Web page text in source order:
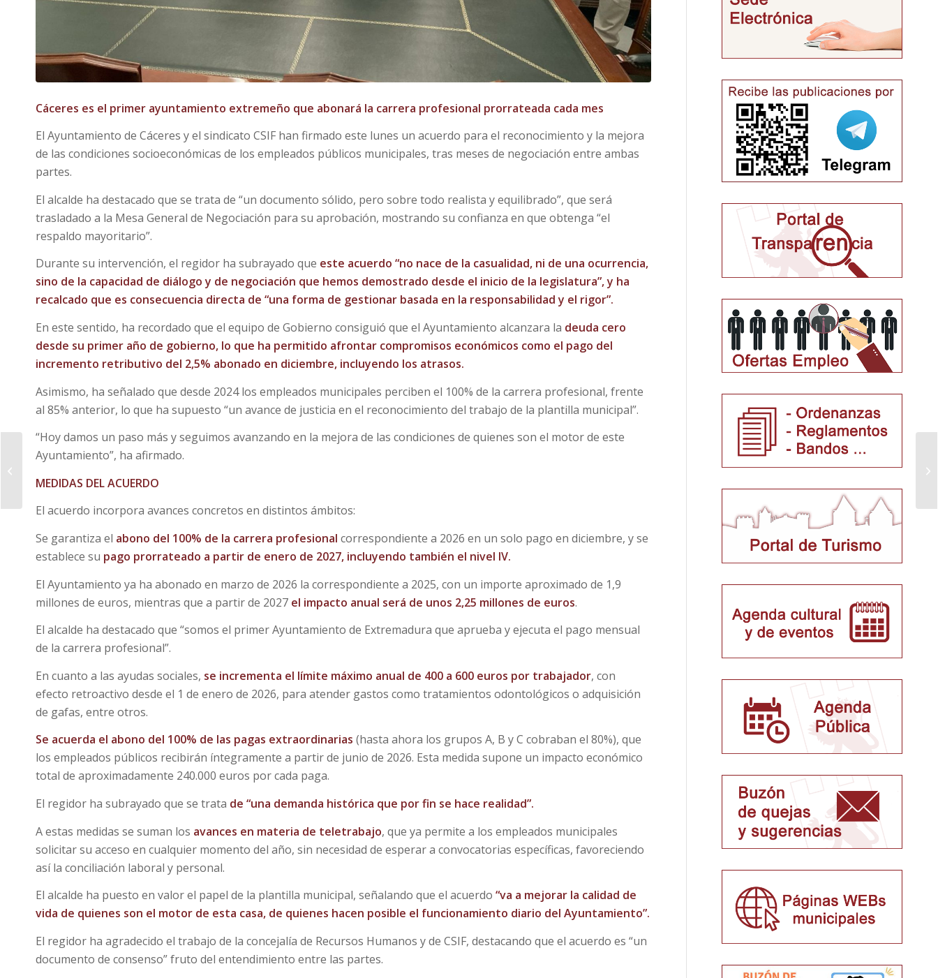
Cáceres es el primer ayuntamiento extremeño que abonará la carrera profesional prorrateada cada mes
El Ayuntamiento de Cáceres y el sindicato CSIF han firmado este lunes un acuerdo para el reconocimiento y la mejora
de las condiciones socioeconómicas de los empleados públicos municipales, tras meses de negociación entre ambas
partes.
El alcalde ha destacado que se trata de “un documento sólido, pero sobre todo realista y equilibrado”, que será
trasladado a la Mesa General de Negociación para su aprobación, mostrando su confianza en que obtenga “el
respaldo mayoritario”.
Durante su intervención, el regidor ha subrayado que este acuerdo “no nace de la casualidad, ni de una ocurrencia,
sino de la capacidad de diálogo y de negociación que hemos demostrado desde el inicio de la legislatura”, y ha
recalcado que es consecuencia directa de “una forma de gestionar basada en la responsabilidad y el rigor”.
En este sentido, ha recordado que el equipo de Gobierno consiguió que el Ayuntamiento alcanzara la deuda cero
desde su primer año de gobierno, lo que ha permitido afrontar compromisos económicos como el pago del
incremento retributivo del 2,5% abonado en diciembre, incluyendo los atrasos.
Asimismo, ha señalado que desde 2024 los empleados municipales perciben el 100% de la carrera profesional, frente
al 85% anterior, lo que ha supuesto “un avance de justicia en el reconocimiento del trabajo de la plantilla municipal”.
“Hoy damos un paso más y seguimos avanzando en la mejora de las condiciones de quienes son el motor de este
Ayuntamiento”, ha afirmado.
MEDIDAS DEL ACUERDO
El acuerdo incorpora avances concretos en distintos ámbitos:
Se garantiza el abono del 100% de la carrera profesional correspondiente a 2026 en un solo pago en diciembre, y se
establece su pago prorrateado a partir de enero de 2027, incluyendo también el nivel IV.
El Ayuntamiento ya ha abonado en marzo de 2026 la correspondiente a 2025, con un importe aproximado de 1,9
millones de euros, mientras que a partir de 2027 el impacto anual será de unos 2,25 millones de euros.
El alcalde ha destacado que “somos el primer Ayuntamiento de Extremadura que aprueba y ejecuta el pago mensual
de la carrera profesional”.
En cuanto a las ayudas sociales, se incrementa el límite máximo anual de 400 a 600 euros por trabajador, con
efecto retroactivo desde el 1 de enero de 2026, para atender gastos como tratamientos odontológicos o adquisición
de gafas, entre otros.
Se acuerda el abono del 100% de las pagas extraordinarias (hasta ahora los grupos A, B y C cobraban el 80%), que
los empleados públicos recibirán íntegramente a partir de junio de 2026. Esta medida supone un impacto económico
total de aproximadamente 240.000 euros por cada paga.
El regidor ha subrayado que se trata de “una demanda histórica que por fin se hace realidad”.
A estas medidas se suman los avances en materia de teletrabajo, que ya permite a los empleados municipales
solicitar su acceso en cualquier momento del año, sin necesidad de esperar a convocatorias específicas, favoreciendo
así la conciliación laboral y personal.
El alcalde ha puesto en valor el papel de la plantilla municipal, señalando que el acuerdo “va a mejorar la calidad de
vida de quienes son el motor de esta casa, de quienes hacen posible el funcionamiento diario del Ayuntamiento”.
El regidor ha agradecido el trabajo de la concejalía de Recursos Humanos y de CSIF, destacando que el acuerdo es “un
documento de consenso” fruto del entendimiento entre las partes.
El Ayuntamiento de
mejora de los caminos